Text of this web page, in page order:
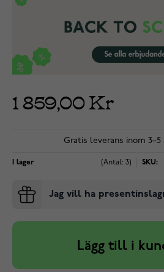
1 859,00 Kr
Gratis leverans inom
I lager (Antal: 3) SKU:
Jag vill ha
Lägg till i